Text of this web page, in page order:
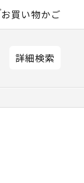
お買い物かご
詳細検索